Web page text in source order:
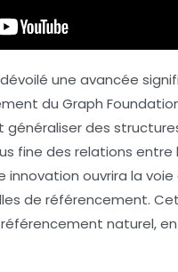
une avancée
du Graph
généraliser des
fine des relations
innovation ouvrira la
de référencement.
naturel,